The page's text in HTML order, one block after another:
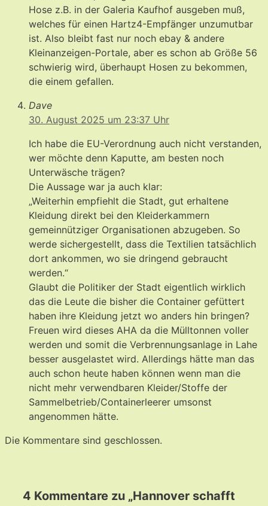
Hose z.B. in der Galeria Kaufhof ausgeben muß,
welches für einen Hartz4-Empfänger unzumutbar
ist. Also bleibt fast nur noch ebay & andere
Kleinanzeigen-Portale, aber es schon ab Größe 56
schwierig wird, überhaupt Hosen zu bekommen,
die einem gefallen.
Dave
30. August 2025 um 23:37 Uhr
Ich habe die EU-Verordnung auch nicht verstanden,
wer möchte denn Kaputte, am besten noch
Unterwäsche trägen?
Die Aussage war ja auch klar:
„Weiterhin empfiehlt die Stadt, gut erhaltene
Kleidung direkt bei den Kleiderkammern
gemeinnütziger Organisationen abzugeben. So
werde sichergestellt, dass die Textilien tatsächlich
dort ankommen, wo sie dringend gebraucht
werden.“
Glaubt die Politiker der Stadt eigentlich wirklich
das die Leute die bisher die Container gefüttert
haben ihre Kleidung jetzt wo anders hin bringen?
Freuen wird dieses AHA da die Mülltonnen voller
werden und somit die Verbrennungsanlage in Lahe
besser ausgelastet wird. Allerdings hätte man das
auch schon heute haben können wenn man die
nicht mehr verwendbaren Kleider/Stoffe der
Sammelbetrieb/Containerleerer umsonst
angenommen hätte.
Die Kommentare sind geschlossen.
4 Kommentare zu „Hannover schafft